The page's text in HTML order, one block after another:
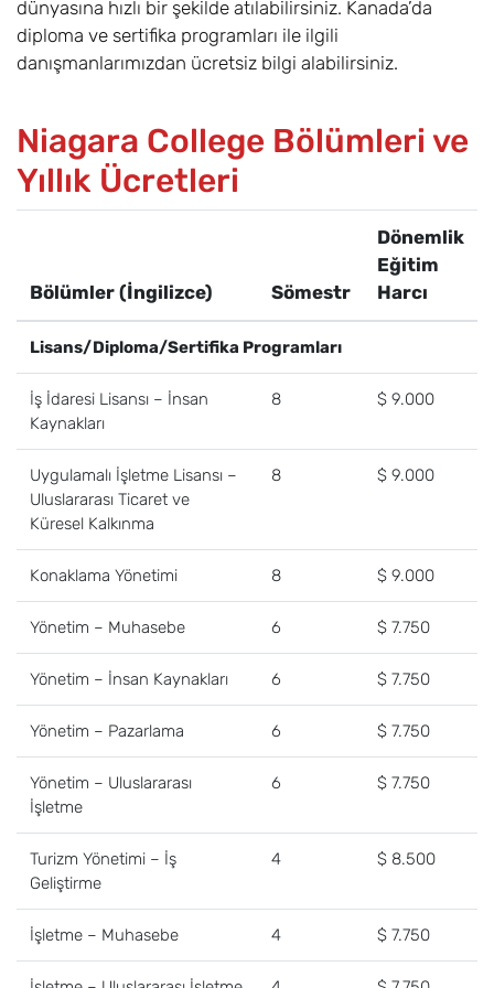
dünyasına hızlı bir şekilde atılabilirsiniz. Kanada’da
diploma ve sertifika programları ile ilgili
danışmanlarımızdan ücretsiz bilgi alabilirsiniz.
Niagara College Bölümleri ve
Yıllık Ücretleri
Bölümler (İngilizce) Sömestr
Dönemlik
Eğitim
Harcı
Lisans/Diploma/Sertifika Programları
İş İdaresi Lisansı – İnsan
Kaynakları
8 $ 9.000
Uygulamalı İşletme Lisansı –
Uluslararası Ticaret ve
Küresel Kalkınma
8 $ 9.000
Konaklama Yönetimi 8 $ 9.000
Yönetim – Muhasebe 6 $ 7.750
Yönetim – İnsan Kaynakları 6 $ 7.750
Yönetim – Pazarlama 6 $ 7.750
Yönetim – Uluslararası
İşletme
6 $ 7.750
Turizm Yönetimi – İş
Geliştirme
4 $ 8.500
İşletme – Muhasebe 4 $ 7.750